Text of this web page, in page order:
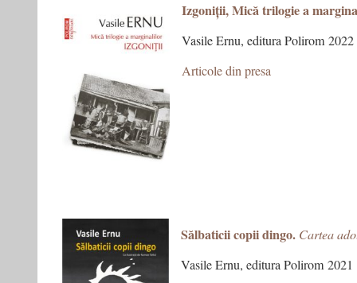
Izgoniții, Mică trilogie a
Vasile Ernu, editura Polirom 2022
Articole din presa
Sălbaticii copii dingo. Cartea
Vasile Ernu, editura Polirom 2021